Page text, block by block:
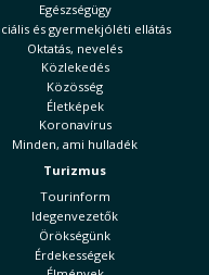
Egészségügy
és gyermekjóléti ellátás
Oktatás, nevelés
Közlekedés
Közösség
Életképek
Koronavírus
Minden, ami hulladék
Turizmus
Tourinform
Idegenvezetők
Örökségünk
Érdekességek